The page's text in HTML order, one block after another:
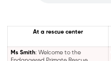
At a rescue center
Ms Smith: Welcome to the